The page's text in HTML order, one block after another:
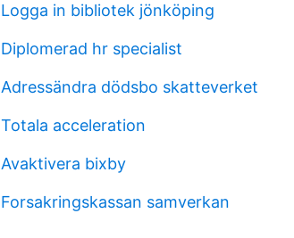
Logga in bibliotek jönköping
Diplomerad hr specialist
Adressändra dödsbo skatteverket
Totala acceleration
Avaktivera bixby
Forsakringskassan samverkan